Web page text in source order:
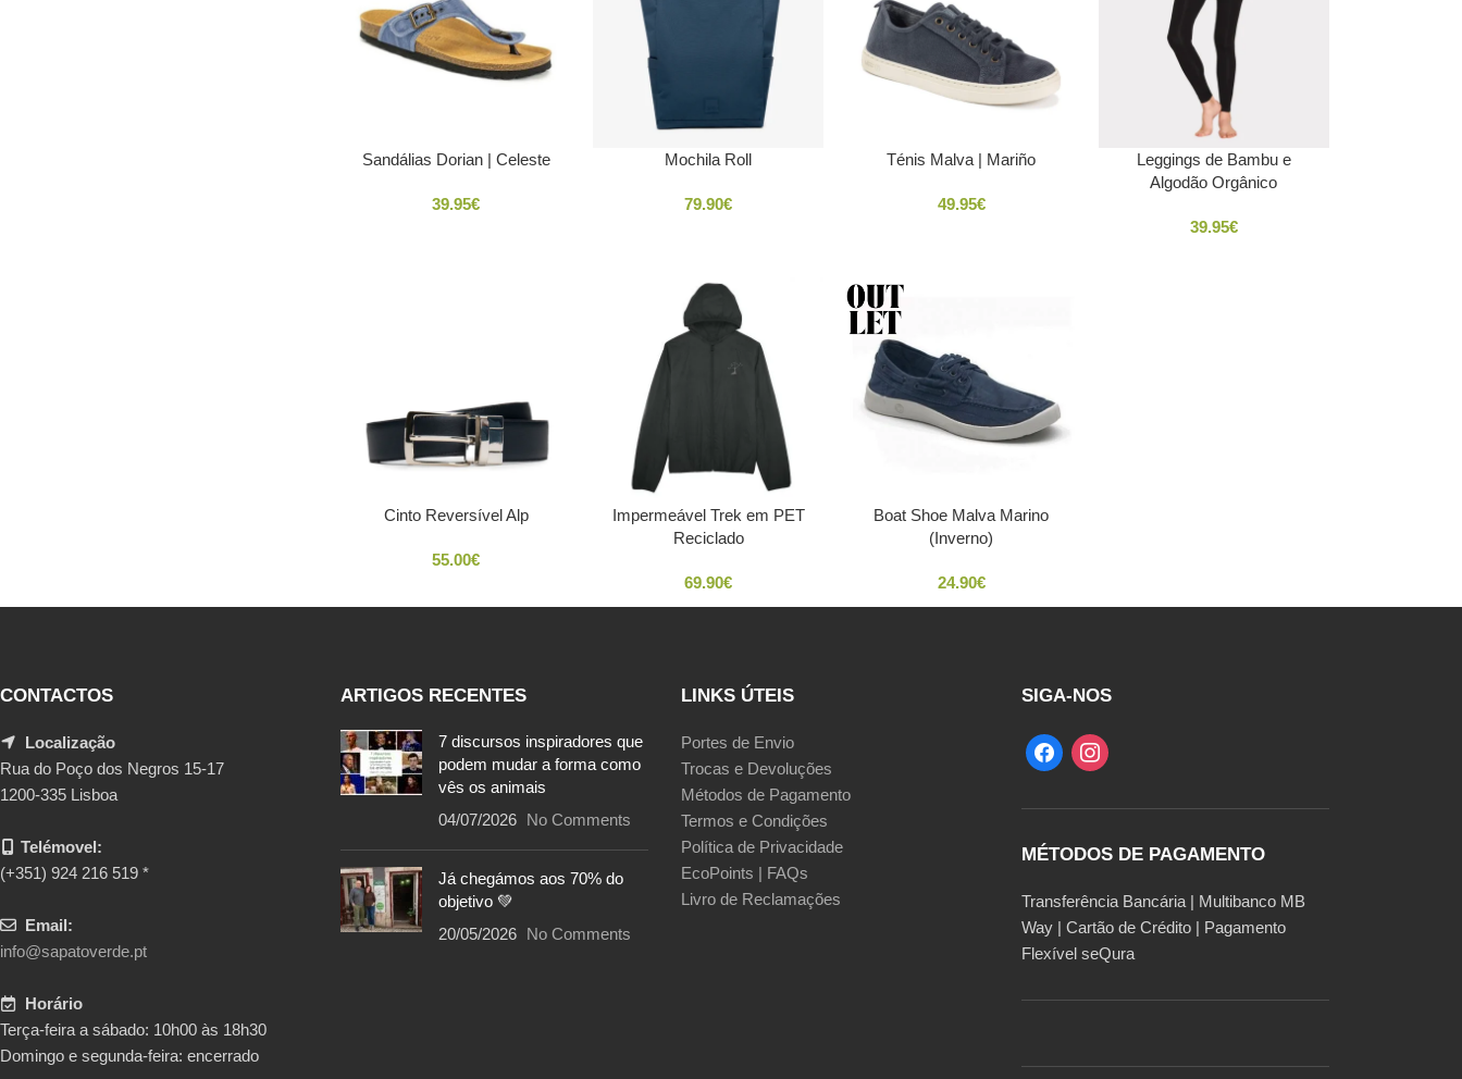
Sandálias Dorian | Celeste
39.95€
Mochila Roll
79.90€
Ténis Malva | Mariño
49.95€
Leggings de Bambu e
Algodão Orgânico
39.95€
Cinto Reversível Alp
55.00€
Impermeável Trek em PET
Reciclado
69.90€
Boat Shoe Malva Marino
(Inverno)
24.90€
CONTACTOS
Localização
Rua do Poço dos Negros 15-17
1200-335 Lisboa
Telémovel:
(+351) 924 216 519 *
Email:
info@sapatoverde.pt
Horário
Terça-feira a sábado: 10h00 às 18h30
Domingo e segunda-feira: encerrado
ARTIGOS RECENTES
7 discursos inspiradores que
podem mudar a forma como
vês os animais
04/07/2026 No Comments
Já chegámos aos 70% do
objetivo 💚
20/05/2026 No Comments
LINKS ÚTEIS
Portes de Envio
Trocas e Devoluções
Métodos de Pagamento
Termos e Condições
Política de Privacidade
EcoPoints | FAQs
Livro de Reclamações
SIGA-NOS
MÉTODOS DE PAGAMENTO
Transferência Bancária | Multibanco MB
Way | Cartão de Crédito | Pagamento
Flexível seQura